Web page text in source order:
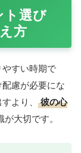
ト選び
方
すい時期で
慮が必要にな
より、
彼の心
大切です。